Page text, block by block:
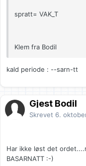
spratt= VAK_T
Klem fra Bodil
kald periode : --sarn-tt
Gjest Bodil
Skrevet 6.
Har ikke løst det
BASARNATT :-)